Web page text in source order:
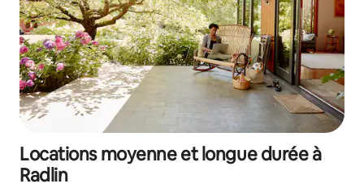
Locations moyenne et longue durée à
Radlin